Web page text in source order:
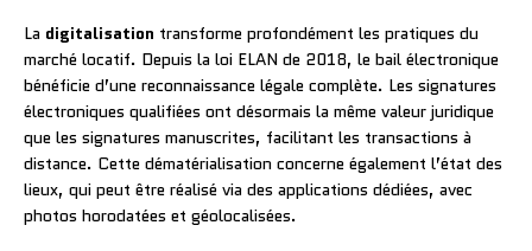
La digitalisation transforme profondément les pratiques du
marché locatif. Depuis la loi ELAN de 2018, le bail électronique
bénéficie d’une reconnaissance légale complète. Les signatures
électroniques qualifiées ont désormais la même valeur juridique
que les signatures manuscrites, facilitant les transactions à
distance. Cette dématérialisation concerne également l’état des
lieux, qui peut être réalisé via des applications dédiées, avec
photos horodatées et géolocalisées.